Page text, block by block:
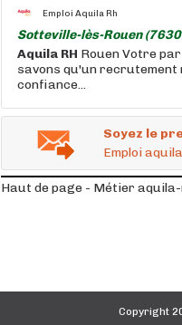
Emploi Aquila Rh
Sotteville-lès-Rouen
Aquila RH Rouen Votre
savons qu'un
confiance...
Soyez le
Emploi
Haut de page - Métier
Copyright